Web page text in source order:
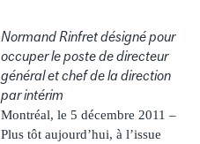
Normand Rinfret désigné pour
occuper le poste de directeur
général et chef de la direction
par intérim
Montréal, le 5 décembre 2011 –
Plus tôt aujourd’hui, à l’issue